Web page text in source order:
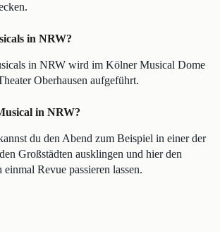
in NRW?
in NRW wird im Kölner Musical Dome
Oberhausen aufgeführt.
in NRW?
du den Abend zum Beispiel in einer der
Großstädten ausklingen und hier den
Revue passieren lassen.